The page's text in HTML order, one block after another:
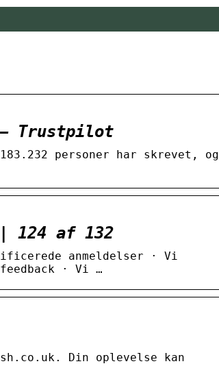
– Trustpilot
personer har skrevet, og
| 124 af 132
anmeldelser · Vi
· Vi …
Din oplevelse kan